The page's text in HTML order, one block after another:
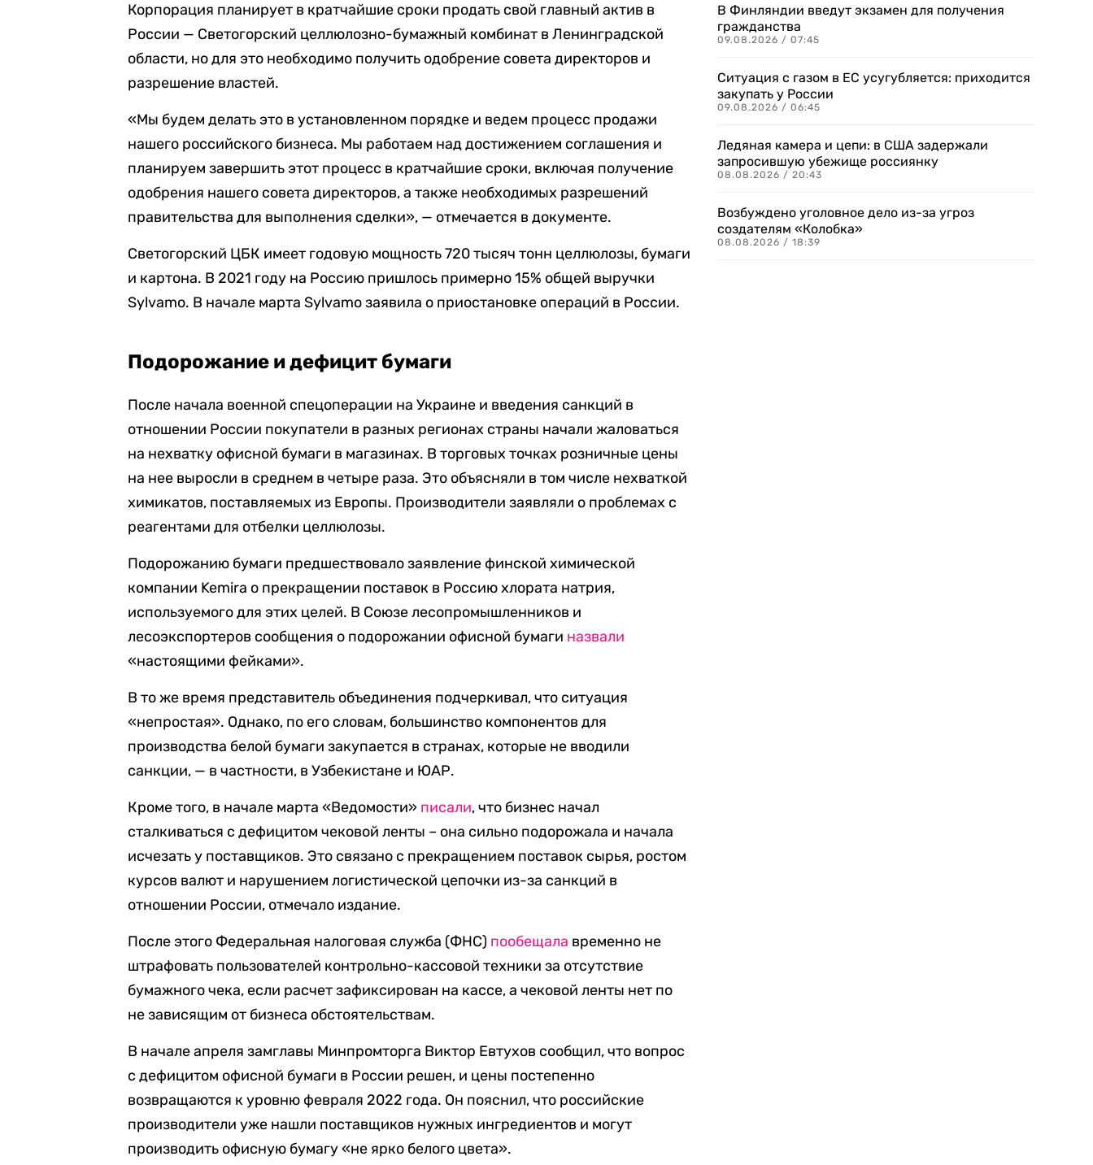
Корпорация планирует в кратчайшие сроки продать свой главный актив в
России — Светогорский целлюлозно-бумажный комбинат в Ленинградской
области, но для это необходимо получить одобрение совета директоров и
разрешение властей.
«Мы будем делать это в установленном порядке и ведем процесс продажи
нашего российского бизнеса. Мы работаем над достижением соглашения и
планируем завершить этот процесс в кратчайшие сроки, включая получение
одобрения нашего совета директоров, а также необходимых разрешений
правительства для выполнения сделки», — отмечается в документе.
Светогорский ЦБК имеет годовую мощность 720 тысяч тонн целлюлозы, бумаги
и картона. В 2021 году на Россию пришлось примерно 15% общей выручки
Sylvamo. В начале марта Sylvamo заявила о приостановке операций в России.
Подорожание и дефицит бумаги
После начала военной спецоперации на Украине и введения санкций в
отношении России покупатели в разных регионах страны начали жаловаться
на нехватку офисной бумаги в магазинах. В торговых точках розничные цены
на нее выросли в среднем в четыре раза. Это объясняли в том числе нехваткой
химикатов, поставляемых из Европы. Производители заявляли о проблемах с
реагентами для отбелки целлюлозы.
Подорожанию бумаги предшествовало заявление финской химической
компании Kemira о прекращении поставок в Россию хлората натрия,
используемого для этих целей. В Союзе лесопромышленников и
лесоэкспортеров сообщения о подорожании офисной бумаги назвали
«настоящими фейками».
В то же время представитель объединения подчеркивал, что ситуация
«непростая». Однако, по его словам, большинство компонентов для
производства белой бумаги закупается в странах, которые не вводили
санкции, — в частности, в Узбекистане и ЮАР.
Кроме того, в начале марта «Ведомости» писали, что бизнес начал
сталкиваться с дефицитом чековой ленты – она сильно подорожала и начала
исчезать у поставщиков. Это связано с прекращением поставок сырья, ростом
курсов валют и нарушением логистической цепочки из-за санкций в
отношении России, отмечало издание.
После этого Федеральная налоговая служба (ФНС) пообещала временно не
штрафовать пользователей контрольно-кассовой техники за отсутствие
бумажного чека, если расчет зафиксирован на кассе, а чековой ленты нет по
не зависящим от бизнеса обстоятельствам.
В начале апреля замглавы Минпромторга Виктор Евтухов сообщил, что вопрос
с дефицитом офисной бумаги в России решен, и цены постепенно
возвращаются к уровню февраля 2022 года. Он пояснил, что российские
производители уже нашли поставщиков нужных ингредиентов и могут
производить офисную бумагу «не ярко белого цвета».
В Финляндии введут экзамен для получения
гражданства
09.08.2026 / 07:45
Ситуация с газом в ЕС усугубляется: приходится
закупать у России
09.08.2026 / 06:45
Ледяная камера и цепи: в США задержали
запросившую убежище россиянку
08.08.2026 / 20:43
Возбуждено уголовное дело из-за угроз
создателям «Колобка»
08.08.2026 / 18:39